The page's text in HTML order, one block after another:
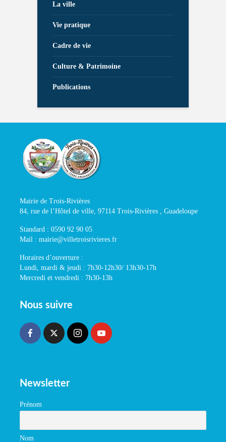
La ville
Vie pratique
Cadre de vie
Culture & Patrimoine
Publications
Mairie de Trois-Rivières
84, rue de l’Hôtel de ville, 97114 Trois-Rivières , Guadeloupe
Standard : 0590 92 90 05
Mail : mairie@villetroisrivieres.fr
Horaires d’ouverture :
Lundi, mardi & jeudi : 7h30-12h30/ 13h30-17h
Mercredi et vendredi : 7h30-13h
Nous suivre
Newsletter
Prénom
Nom